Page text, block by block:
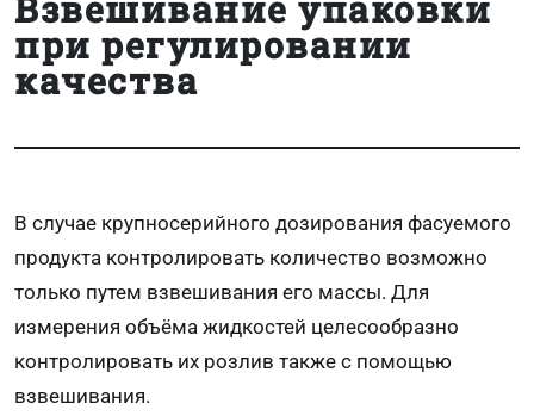
при регулировании
качества
В случае крупносерийного дозирования фасуемого
продукта контролировать количество возможно
только путем взвешивания его массы. Для
измерения объёма жидкостей целесообразно
контролировать их розлив также с помощью
взвешивания.